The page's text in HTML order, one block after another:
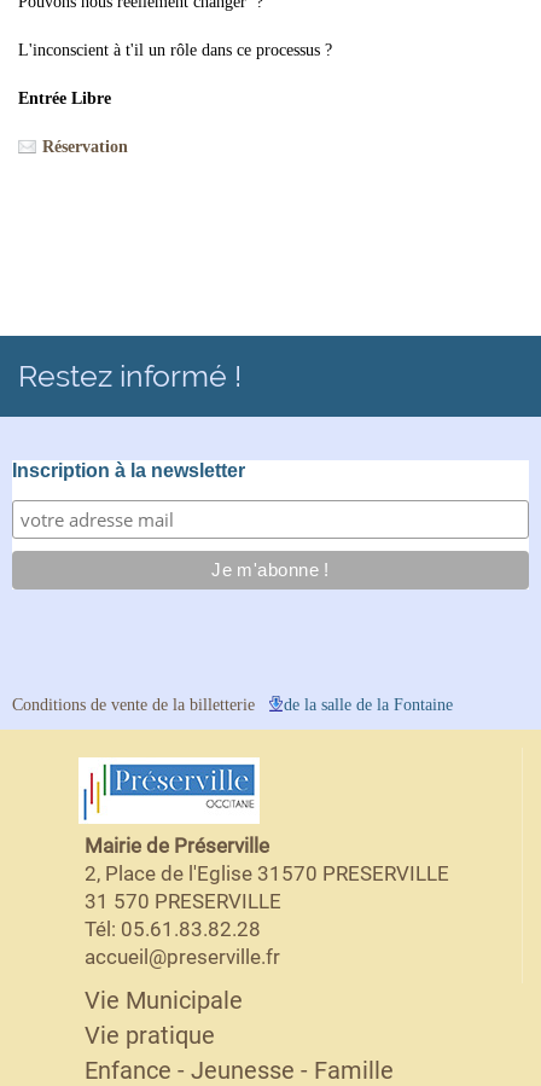
L'inconscient à t'il un rôle dans ce processus ?
Entrée Libre
Réservation
Restez informé !
Inscription à la newsletter
Conditions de vente de la billetterie de la salle de la Fontaine
Mairie de Préserville
2, Place de l'Eglise 31570 PRESERVILLE
31 570 PRESERVILLE
Tél: 05.61.83.82.28
accueil@preserville.fr
Vie Municipale
Vie pratique
Enfance - Jeunesse - Famille